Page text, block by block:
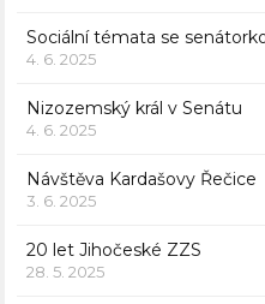
Sociální témata se
4. 6. 2025
Nizozemský král v Senátu
4. 6. 2025
Návštěva Kardašovy Řečice
3. 6. 2025
20 let Jihočeské ZZS
28. 5. 2025